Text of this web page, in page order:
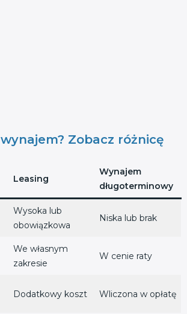
Zobacz różnicę
Leasing
Wynajem
długoterminowy
Wysoka lub
obowiązkowa
Niska lub brak
We własnym
zakresie
W cenie raty
Dodatkowy koszt Wliczona w opłatę